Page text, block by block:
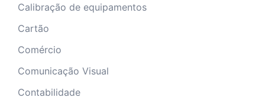
Calibração de equipamentos
Cartão
Comércio
Comunicação Visual
Contabilidade